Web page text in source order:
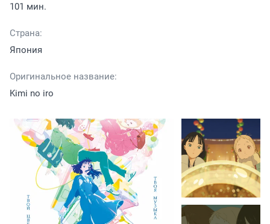
101 мин.
Страна:
Япония
Оригинальное название:
Kimi no iro